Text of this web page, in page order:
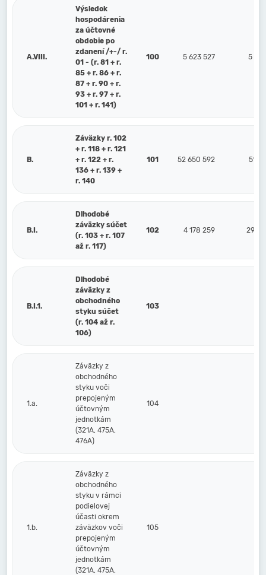
A.VIII.
Výsledok
hospodárenia
za účtovné
obdobie po
zdanení /+-/ r.
01 - (r. 81 + r.
85 + r. 86 + r.
87 + r. 90 + r.
93 + r. 97 + r.
101 + r. 141)
100 5 623 527 5
B.
Záväzky r. 102
+ r. 118 + r. 121
+ r. 122 + r.
136 + r. 139 +
r. 140
101 52 650 592 51
B.I.
Dlhodobé
záväzky súčet
(r. 103 + r. 107
až r. 117)
102 4 178 259 29
B.I.1.
Dlhodobé
záväzky z
obchodného
styku súčet
(r. 104 až r.
106)
103
1.a.
Záväzky z
obchodného
styku voči
prepojeným
účtovným
jednotkám
(321A, 475A,
476A)
104
1.b.
Záväzky z
obchodného
styku v rámci
podielovej
účasti okrem
záväzkov voči
prepojeným
účtovným
jednotkám
(321A, 475A,
105